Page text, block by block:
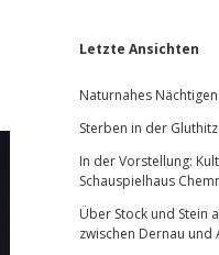
Sidebar
Letzte Ansichten
Naturnahes
Sterben in der
In der Vorstellung:
Schauspielhaus
Über Stock und Stein
zwischen Dernau und